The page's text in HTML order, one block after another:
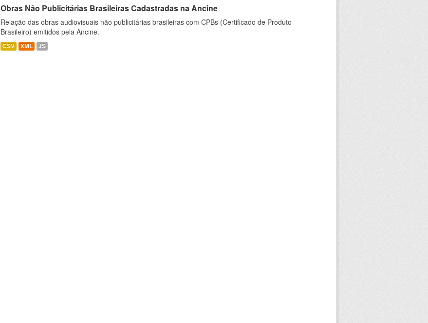
Obras Não Publicitárias Brasileiras Cadastradas na Ancine
Relação das obras audiovisuais não publicitárias brasileiras com CPBs (Certificado de Produto
Brasileiro) emitidos pela Ancine.
CSV XML JS